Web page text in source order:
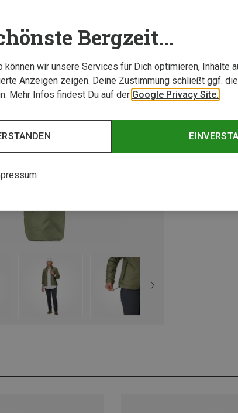
Bergzeit...
wir unsere Services für Dich optimieren, Inhalte
Anzeigen zeigen. Deine Zustimmung schließt ggf.
Mehr Infos findest Du auf der Google Privacy Site.